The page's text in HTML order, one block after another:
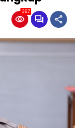
387